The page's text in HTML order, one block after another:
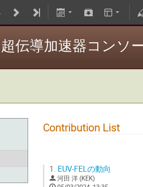
伝導加速器コンソ
Contribution List
1. EUV-FELの動向
河田 洋 (KEK)